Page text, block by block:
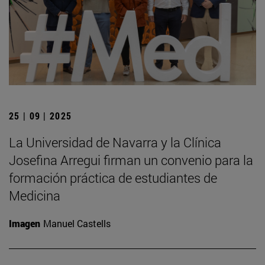
25 | 09 | 2025
La Universidad de Navarra y la Clínica
Josefina Arregui firman un convenio para la
formación práctica de estudiantes de
Medicina
Imagen Manuel Castells